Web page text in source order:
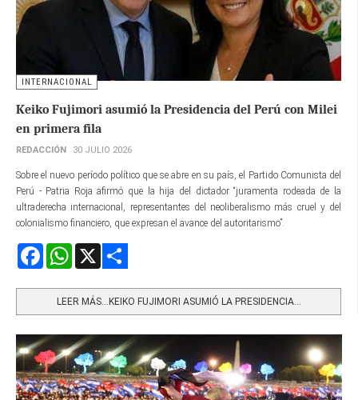
INTERNACIONAL
Keiko Fujimori asumió la Presidencia del Perú con Milei
en primera fila
REDACCIÓN 30 JULIO 2026
Sobre el nuevo período político que se abre en su país, el Partido Comunista del
Perú - Patria Roja afirmó que la hija del dictador “juramenta rodeada de la
ultraderecha internacional, representantes del neoliberalismo más cruel y del
colonialismo financiero, que expresan el avance del autoritarismo”.
FacebookWhatsApp
LEER MÁS…KEIKO FUJIMORI ASUMIÓ LA PRESIDENCIA...